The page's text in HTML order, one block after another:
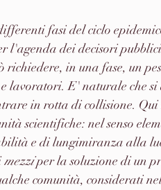
fasi del ciclo
l'agenda dei decisori
richiedere, in una fase, un
e lavoratori. E' naturale che
in rotta di collisione.
scientifiche: nel senso
e di lungimiranza alla
mezzi per la soluzione di un
comunità, considerati